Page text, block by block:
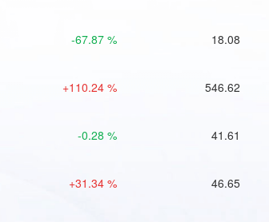
-67.87 % 18.08
+110.24 % 546.62
-0.28 % 41.61
+31.34 % 46.65